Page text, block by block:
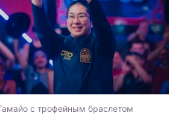
с трофейным браслетом